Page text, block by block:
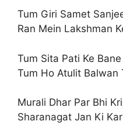
Tum Giri Samet
Ran Mein Lakshman
Tum Sita Pati Ke
Tum Ho Atulit Balwan
Murali Dhar Par Bhi
Sharanagat Jan Ki